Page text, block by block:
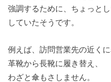
強調するために、ちょっと
していたそうです。
例えば、訪問営業先の近く
革靴から長靴に履き替え、
わざと傘もさしません。